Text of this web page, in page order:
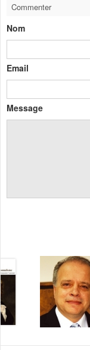
Commenter
Nom
Email
Message